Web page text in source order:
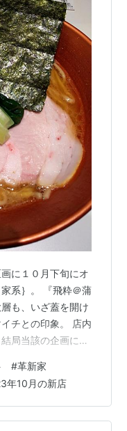
に１０月下旬にオ
系｝。 『飛粋＠蒲
も、いざ蓋を開け
チとの印象。 店内
局当該の企画には
聞いているので、
：１５には着席。
メン+中盛り(1.5
入り口の券売機脇
#革新家
年10月の新店